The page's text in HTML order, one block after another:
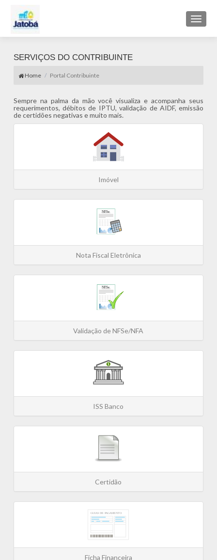
Toggle
SERVIÇOS DO CONTRIBUINTE
Home Portal Contribuinte
Sempre na palma da mão você visualiza e acompanha seus
requerimentos, débitos de IPTU, validação de AIDF, emissão
de certidões negativas e muito mais.
Imóvel
Nota Fiscal Eletrônica
Validação de NFSe/NFA
ISS Banco
Certidão
Ficha Financeira